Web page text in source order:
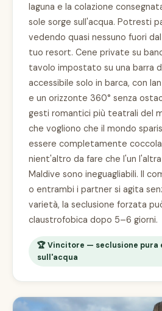
laguna e la colazione
sole sorge sull'acqua. Potresti
vedendo quasi nessuno fuori
tuo resort. Cene private su
tavolo impostato su una barra
accessibile solo in barca, con
e un orizzonte 360° senza
gesti romantici più teatrali del
che vogliono che il mondo
essere completamente
nient'altro da fare che l'un
Maldive sono ineguagliabili. Il
o entrambi i partner si agita
varietà, la seclusione forzata
claustrofobica dopo 5–6 giorni.
🏆 Vincitore — seclusione pura
sull'acqua